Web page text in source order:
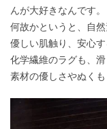
んが大好きなんです。
何故かというと、自
優しい肌触り、安心す
化学繊維のラグも、
素材の優しさやぬくも